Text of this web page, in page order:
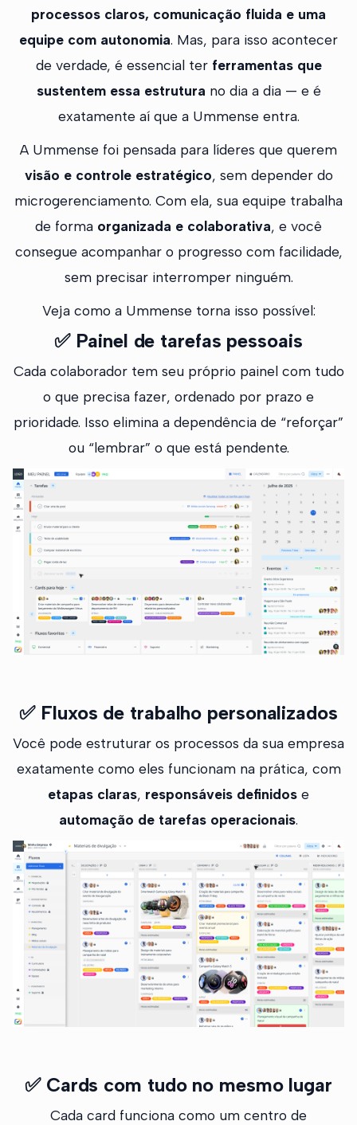
processos claros, comunicação fluida e uma
equipe com autonomia. Mas, para isso acontecer
de verdade, é essencial ter ferramentas que
sustentem essa estrutura no dia a dia — e é
exatamente aí que a Ummense entra.
A Ummense foi pensada para líderes que querem
visão e controle estratégico, sem depender do
microgerenciamento. Com ela, sua equipe trabalha
de forma organizada e colaborativa, e você
consegue acompanhar o progresso com facilidade,
sem precisar interromper ninguém.
Veja como a Ummense torna isso possível:
✅ Painel de tarefas pessoais
Cada colaborador tem seu próprio painel com tudo
o que precisa fazer, ordenado por prazo e
prioridade. Isso elimina a dependência de “reforçar”
ou “lembrar” o que está pendente.
✅ Fluxos de trabalho personalizados
Você pode estruturar os processos da sua empresa
exatamente como eles funcionam na prática, com
etapas claras, responsáveis definidos e
automação de tarefas operacionais.
✅ Cards com tudo no mesmo lugar
Cada card funciona como um centro de